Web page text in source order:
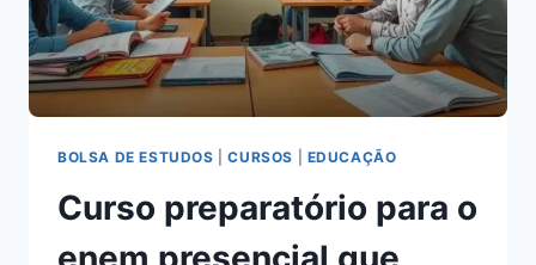
BOLSA DE ESTUDOS |CURSOS EDUCAÇÃO
Curso preparatório para o